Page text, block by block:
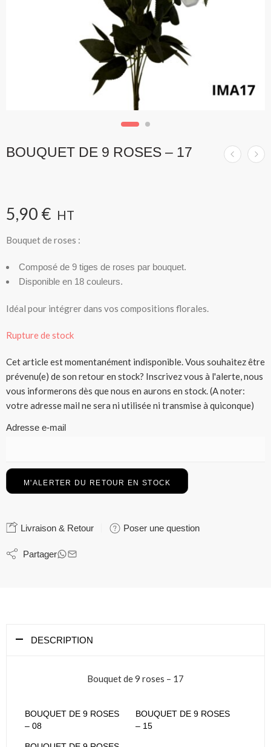
BOUQUET DE 9 ROSES – 17
5,90 € HT
Bouquet de roses :
Composé de 9 tiges de roses par bouquet.
Disponible en 18 couleurs.
Idéal pour intégrer dans vos compositions florales.
Rupture de stock
Cet article est momentanément indisponible. Vous souhaitez être
prévenu(e) de son retour en stock? Inscrivez vous à l'alerte, nous
vous informerons dès que nous en aurons en stock. (A noter:
votre adresse mail ne sera ni utilisée ni transmise à quiconque)
Adresse e-mail
Livraison & Retour Poser une question
Partager
DESCRIPTION
Bouquet de 9 roses – 17
BOUQUET DE 9 ROSES
– 08
BOUQUET DE 9 ROSES
– 15